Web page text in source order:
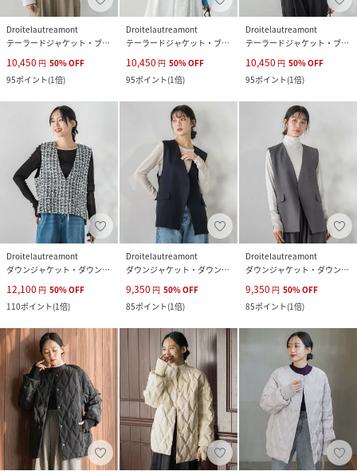
Droitelautreamont
テーラードジャケット・ブレザー
10,450 円 50%OFF
95ポイント(1倍)
Droitelautreamont
テーラードジャケット・ブレザー
10,450 円 50%OFF
95ポイント(1倍)
Droitelautreamont
テーラードジャケット・ブレザー
10,450 円 50%OFF
95ポイント(1倍)
Droitelautreamont
ダウンジャケット・ダウンベスト
12,100 円 50%OFF
110ポイント(1倍)
Droitelautreamont
ダウンジャケット・ダウンベスト
9,350 円 50%OFF
85ポイント(1倍)
Droitelautreamont
ダウンジャケット・ダウンベスト
9,350 円 50%OFF
85ポイント(1倍)